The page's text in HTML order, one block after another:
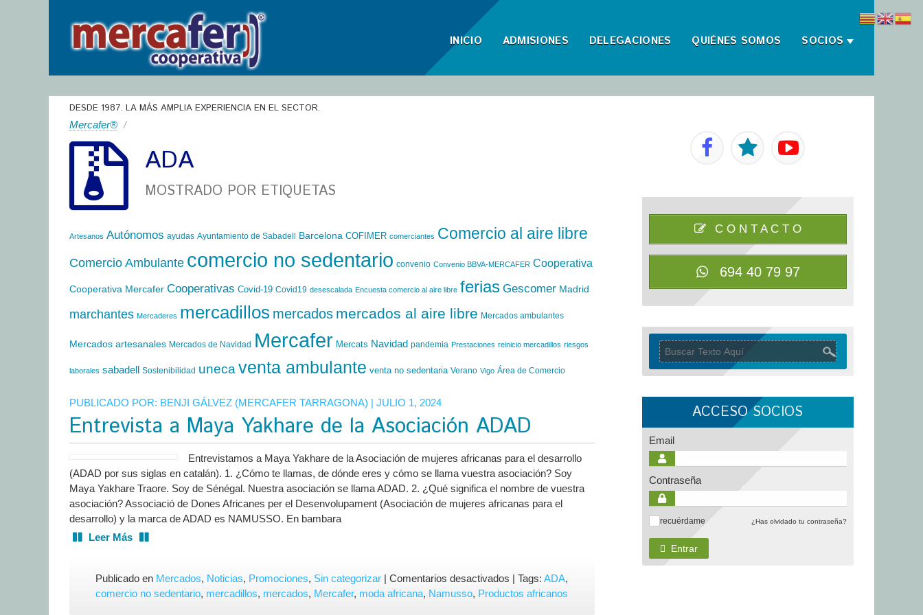
INICIO ADMISIONES DELEGACIONES QUIÉNES SOMOS SOCIOS
DESDE 1987. LA MÁS AMPLIA EXPERIENCIA EN EL SECTOR.
Mercafer® /
ADA
MOSTRADO POR ETIQUETAS
Artesanos Autónomos ayudas Ayuntamiento de Sabadell Barcelona COFIMER comerciantes Comercio al aire libre
Comercio Ambulante comercio no sedentario convenio Convenio BBVA-MERCAFER Cooperativa
Cooperativa Mercafer Cooperativas Covid-19 Covid19 desescalada Encuesta comercio al aire libre ferias Gescomer Madrid
marchantes Mercaderes mercadillos mercados mercados al aire libre Mercados ambulantes
Mercados artesanales Mercados de Navidad Mercafer Mercats Navidad pandemia Prestaciones reinicio mercadillos riesgos
laborales sabadell Sostenibilidad uneca venta ambulante venta no sedentaria Verano Vigo Área de Comercio
PUBLICADO POR: BENJI GÁLVEZ (MERCAFER TARRAGONA) | JULIO 1, 2024
Entrevista a Maya Yakhare de la Asociación ADAD
Entrevistamos a Maya Yakhare de la Asociación de mujeres africanas para el desarrollo
(ADAD por sus siglas en catalán). 1. ¿Cómo te llamas, de dónde eres y cómo se llama vuestra asociación? Soy
Maya Yakhare Traore. Soy de Sénégal. Nuestra asociación se llama ADAD. 2. ¿Qué significa el nombre de vuestra
asociación? Associació de Dones Africanes per el Desenvolupament (Asociación de mujeres africanas para el
desarrollo) y la marca de ADAD es NAMUSSO. En bambara
Leer Más
Publicado en Mercados, Noticias, Promociones, Sin categorizar |Comentarios desactivados en
Entrevista
| Tags:ADA,
comercio no sedentario, mercadillos, mercados, Mercafer, moda africana, Namusso, Productos africanos
C O N T A C T O
694 40 79 97
ACCESO SOCIOS
Email
Contraseña
recuérdame ¿Has olvidado tu contraseña?
Entrar